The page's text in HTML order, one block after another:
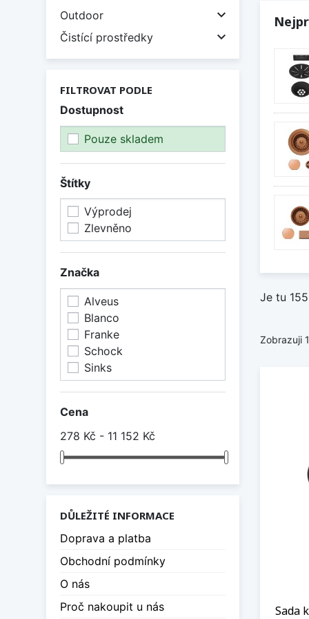
Outdoor 
Čistící prostředky 
FILTROVAT PODLE
Dostupnost
Pouze skladem
Štítky
Výprodej
Zlevněno
Značka
Alveus
Blanco
Franke
Schock
Sinks
Cena
278 Kč - 11 152 Kč
DŮLEŽITÉ INFORMACE
Doprava a platba
Obchodní podmínky
O nás
Proč nakoupit u nás
Je tu
Zobrazuji
Sada